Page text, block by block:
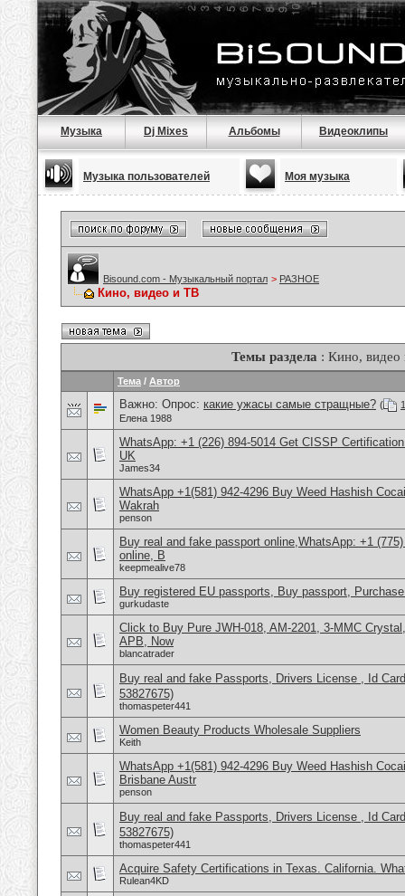
Музыка Dj Mixes Альбомы Видеоклипы
Музыка пользователей Моя музыка
Bisound.com - Музыкальный портал > РАЗНОЕ
Кино, видео и ТВ
Темы раздела : Кино,
Тема / Автор
Важно: Опрос: какие ужасы самые стращные? (
1
Елена 1988
WhatsApp: +1 (226) 894-5014​ Get CISSP
UK
James34
WhatsApp +1(581) 942-4296 Buy Weed Hashish
Wakrah
penson
Buy real and fake passport online,WhatsApp: +1
online, B
keepmealive78
Buy registered EU passports, Buy passport,
gurkudaste
Click to Buy Pure JWH-018, AM-2201, 3-MMC
APB, Now
blancatrader
Buy real and fake Passports, Drivers License , Id
53827675)
thomaspeter441
Women Beauty Products Wholesale Suppliers
Keith
WhatsApp +1(581) 942-4296 Buy Weed Hashish
Brisbane Austr
penson
Buy real and fake Passports, Drivers License , Id
53827675)
thomaspeter441
Acquire Safety Certifications in Texas. California.
Rulean4KD